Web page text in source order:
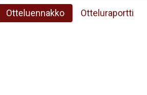
Otteluennakko Otteluraportti